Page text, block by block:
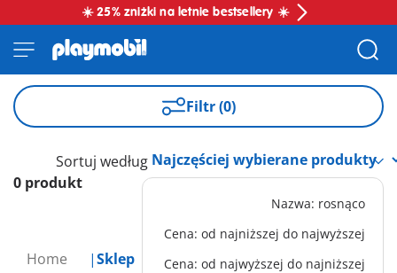
☀️ 25% zniżki na letnie bestsellery ☀️
Home Sklep
Filtr (0)
0 produkt
Sortuj według
Nazwa: rosnąco
Cena: od najniższej do najwyższej
Cena: od najwyższej do najniższej